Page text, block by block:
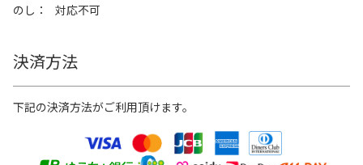
のし
対応不可
決済方法
下記の決済方法がご利用頂けます。